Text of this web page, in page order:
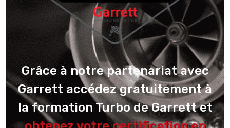
Grâce à notre partenariat avec
Garrett accédez gratuitement à
la formation Turbo de Garrett et